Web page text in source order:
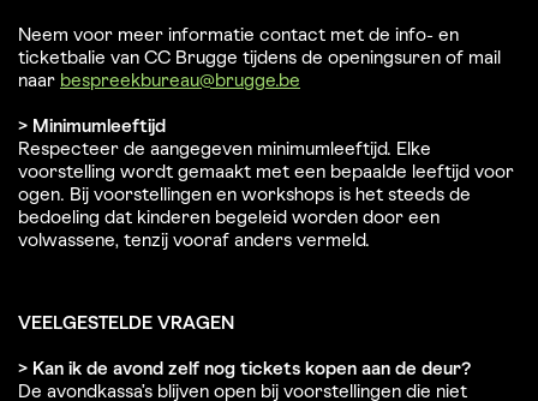
Neem voor meer informatie contact met de info- en
ticketbalie van CC Brugge tijdens de openingsuren of mail
naar bespreekbureau@brugge.be
> Minimumleeftijd
Respecteer de aangegeven minimumleeftijd. Elke
voorstelling wordt gemaakt met een bepaalde leeftijd voor
ogen. Bij voorstellingen en workshops is het steeds de
bedoeling dat kinderen begeleid worden door een
volwassene, tenzij vooraf anders vermeld.
VEELGESTELDE VRAGEN
> Kan ik de avond zelf nog tickets kopen aan de deur?
De avondkassa’s blijven open bij voorstellingen die niet